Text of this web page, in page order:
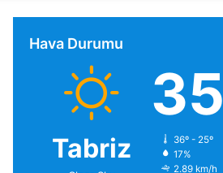
Hava Durumu
Tabriz
35
36º - 25º
17%
2.89 km/h